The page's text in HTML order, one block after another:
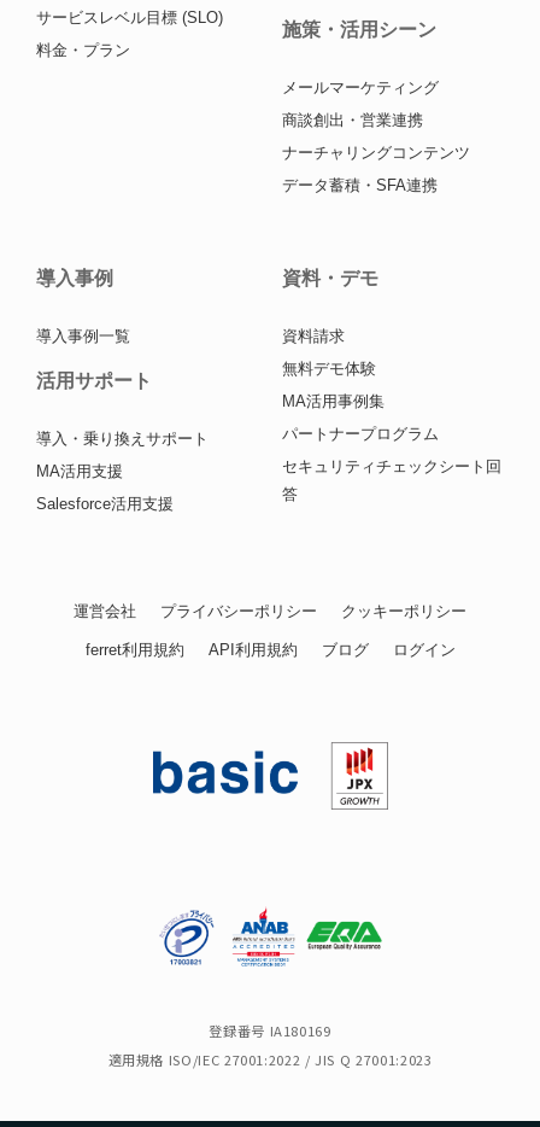
サービスレベル目標 (SLO)
料金・プラン
施策・活用シーン
メールマーケティング
商談創出・営業連携
ナーチャリングコンテンツ
データ蓄積・SFA連携
導入事例
導入事例一覧
活用サポート
導入・乗り換えサポート
MA活用支援
Salesforce活用支援
資料・デモ
資料請求
無料デモ体験
MA活用事例集
パートナープログラム
セキュリティチェックシート回
答
運営会社 プライバシーポリシー クッキーポリシー
ferret利用規約 API利用規約 ブログ ログイン
登録番号 IA180169
適用規格 ISO/IEC 27001:2022 / JIS Q 27001:2023